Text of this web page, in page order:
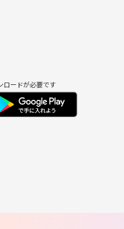
ロードが必要です